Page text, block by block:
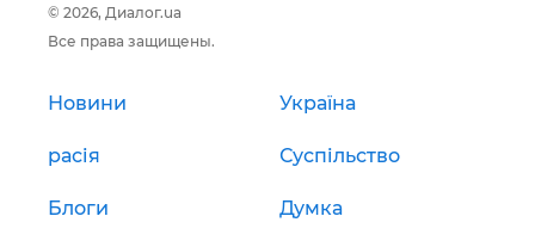
© 2026, Диалог.ua
Все права защищены.
Новини Україна
расія Суспільство
Блоги Думка